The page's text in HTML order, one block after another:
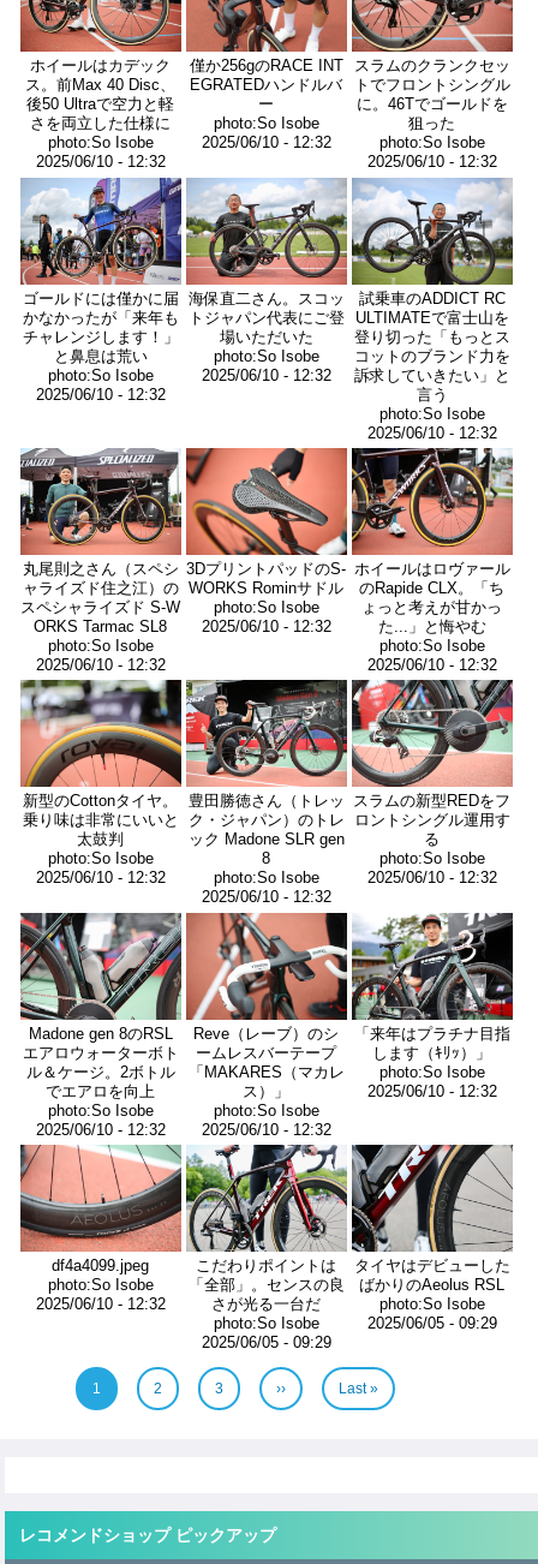
ホイールはカデック
ス。前Max 40 Disc、
後50 Ultraで空力と軽
さを両立した仕様に
photo:So Isobe
2025/06/10 - 12:32
僅か256gのRACE INT
EGRATEDハンドルバ
ー
photo:So Isobe
2025/06/10 - 12:32
スラムのクランクセッ
トでフロントシングル
に。46Tでゴールドを
狙った
photo:So Isobe
2025/06/10 - 12:32
像
ゴールドには僅かに届
かなかったが「来年も
チャレンジします！」
と鼻息は荒い
photo:So Isobe
2025/06/10 - 12:32
像
海保直二さん。スコッ
トジャパン代表にご登
場いただいた
photo:So Isobe
2025/06/10 - 12:32
画
像
試乗車のADDICT RC
ULTIMATEで富士山を
登り切った「もっとス
コットのブランド力を
訴求していきたい」と
言う
photo:So Isobe
2025/06/10 - 12:32
画
像
丸尾則之さん（スペシ
ャライズド住之江）の
スペシャライズド S-W
ORKS Tarmac SL8
photo:So Isobe
2025/06/10 - 12:32
画
像
3DプリントパッドのS-
WORKS Rominサドル
photo:So Isobe
2025/06/10 - 12:32
画
像
ホイールはロヴァール
のRapide CLX。「ち
ょっと考えが甘かっ
た...」と悔やむ
photo:So Isobe
2025/06/10 - 12:32
画
像
新型のCottonタイヤ。
乗り味は非常にいいと
太鼓判
photo:So Isobe
2025/06/10 - 12:32
画
像
豊田勝徳さん（トレッ
ク・ジャパン）のトレ
ック Madone SLR gen
8
photo:So Isobe
2025/06/10 - 12:32
画
像
スラムの新型REDをフ
ロントシングル運用す
る
photo:So Isobe
2025/06/10 - 12:32
画
像
Madone gen 8のRSL
エアロウォーターボト
ル＆ケージ。2ボトル
でエアロを向上
photo:So Isobe
2025/06/10 - 12:32
Reve（レーブ）のシ
ームレスバーテープ
「MAKARES（マカレ
ス）」
photo:So Isobe
2025/06/10 - 12:32
画
像
「来年はプラチナ目指
します（ｷﾘｯ）」
photo:So Isobe
2025/06/10 - 12:32
画
像
df4a4099.jpeg
photo:So Isobe
2025/06/10 - 12:32
画
像
こだわりポイントは
「全部」。センスの良
さが光る一台だ
photo:So Isobe
2025/06/05 - 09:29
画
像
タイヤはデビューした
ばかりのAeolus RSL
photo:So Isobe
2025/06/05 - 09:29
P1
P
2
P
3
次
ペ
››
最
Last »
レコメンドショップ ピックアップ